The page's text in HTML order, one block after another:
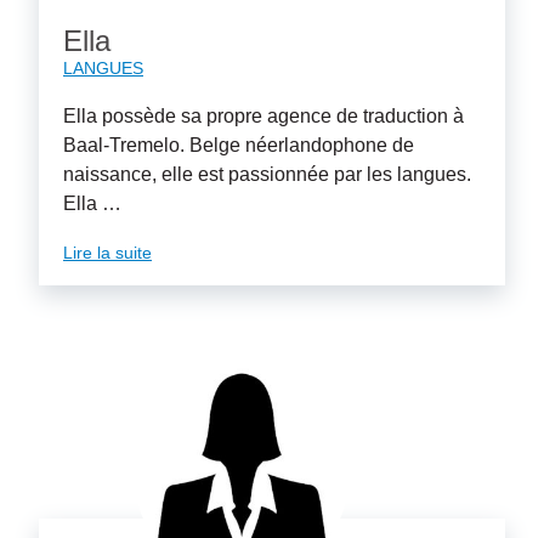
Ella
LANGUES
Ella possède sa propre agence de traduction à
Baal-Tremelo. Belge néerlandophone de
naissance, elle est passionnée par les langues.
Ella …
Lire la suite